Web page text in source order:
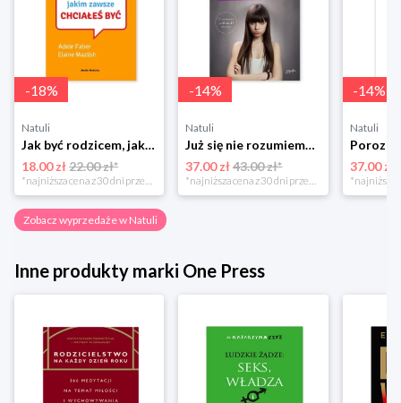
-18%
Natuli
Jak być rodzicem, jakim zawsze chciałeś być Media rodzina
18.00 zł22.00 zł*
*najniższa cena z 30 dni przed obniżką
-14%
Natuli
Już się nie rozumiemy! Jak przeżyć czas trzaskających drzwi Esprit
37.00 zł 43.00 zł*
*najniższa cena z 30 dni przed obniżką
-14%
Natuli
37.00 zł
Zobacz wyprzedaże w Natuli
Inne produkty marki One Press